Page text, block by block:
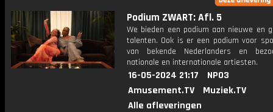
Podium ZWART: Afl. 5
We bieden een podium aan nieuwe en
talenten. Ook is er een podium voor
van bekende Nederlanders en
nationale en internationale artiesten.
16-05-2024 21:17
NPO3
Amusement.TV
Muziek.TV
Alle afleveringen